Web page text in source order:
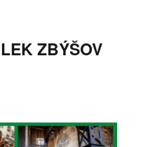
ZBÝŠOV